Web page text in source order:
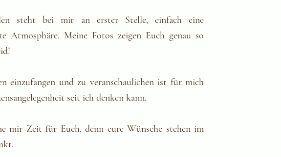
steht bei mir an erster Stelle, einfach eine
Atmosphäre. Meine Fotos zeigen Euch genau so
einzufangen und zu veranschaulichen ist für mich
seit ich denken kann.
mir Zeit für Euch, denn eure Wünsche stehen im